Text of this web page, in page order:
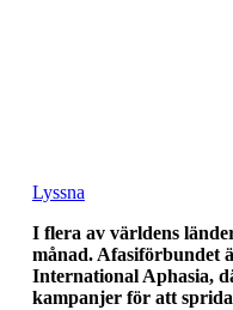
Lyssna
I flera av världens
månad. Afasiförbundet
International Aphasia,
kampanjer för att